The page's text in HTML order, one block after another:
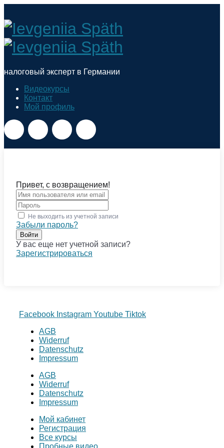
Ievgeniia
Späth
налоговый эксперт в Германии
Видеокурсы
Контакт
Мой профиль
Привет, с возвращением!
Не выходить из учетной записи
Забыли пароль?
Войти
У вас еще нет учетной записи?
Зарегистрироваться
Facebook Instagram Youtube Tiktok
AGB
Widerruf
Datenschutz
Impressum
AGB
Widerruf
Datenschutz
Impressum
Мой кабинет
Регистрация
Все курсы
Пробные видео